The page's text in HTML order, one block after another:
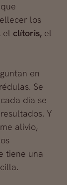
los
el clítoris,el
en
Se
día se
Y
alivio,
tiene una